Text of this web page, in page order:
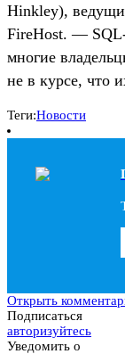
Hinkley),
FireHost. —
многие
не в курсе, что
Теги:Новости
Открыть
Подписаться
авторизуйтесь
Уведомить о